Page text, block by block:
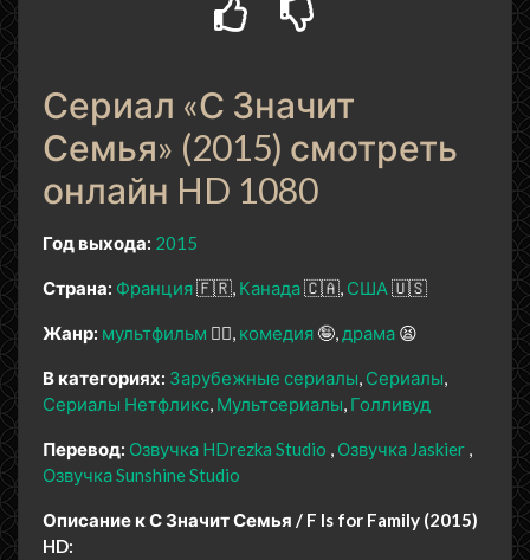
Сериал «С Значит
Семья» (2015) смотреть
онлайн HD 1080
Год выхода: 2015
Страна: Франция🇫🇷 Канада🇨🇦 США🇺🇸
Жанр: мультфильм 🧚‍♀️ комедия 🤪 драма 😫
В категориях: Зарубежные сериалы Сериалы
Сериалы Нетфликс Мультсериалы Голливуд
Перевод: Озвучка HDrezka Studio
Озвучка Jaskier
Озвучка Sunshine Studio
Описание к С Значит Семья / F Is for Family (2015)
HD: